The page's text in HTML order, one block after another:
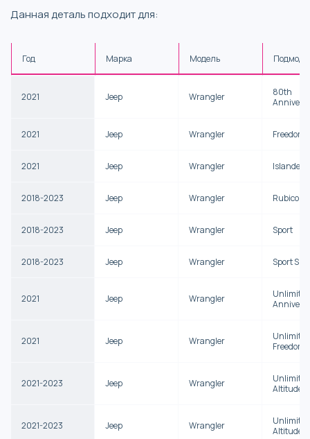
Данная деталь подходит для:
Год Марка Модель
2021 Jeep Wrangler
80th
2021 Jeep Wrangler Freedom
2021 Jeep Wrangler Islander
2018-2023 Jeep Wrangler Rubicon
2018-2023 Jeep Wrangler Sport
2018-2023 Jeep Wrangler Sport S
2021 Jeep Wrangler
2021 Jeep Wrangler
Unlimited
Freedom
2021-2023 Jeep Wrangler
Altitude
2021-2023 Jeep Wrangler
Altitude